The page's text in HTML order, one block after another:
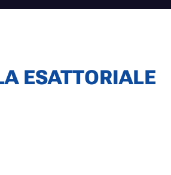
ESATTORIALE